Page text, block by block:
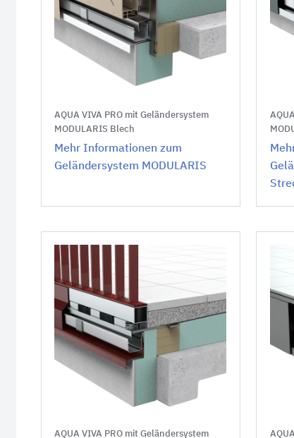
AQUA VIVA PRO mit Geländersystem
MODULARIS Blech
Mehr Informationen zum
Geländersystem MODULARIS
AQUA VIVA PRO mit Geländersystem